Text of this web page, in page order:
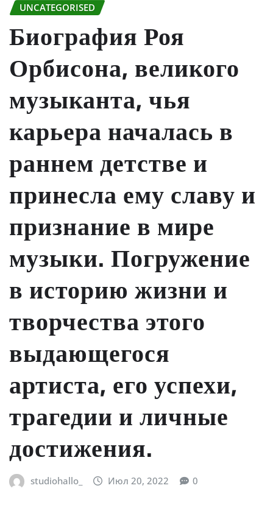
UNCATEGORISED
Биография Роя
Орбисона, великого
музыканта, чья
карьера началась в
раннем детстве и
принесла ему славу и
признание в мире
музыки. Погружение
в историю жизни и
творчества этого
выдающегося
артиста, его успехи,
трагедии и личные
достижения.
studiohallo_ Июл 20, 2022 0